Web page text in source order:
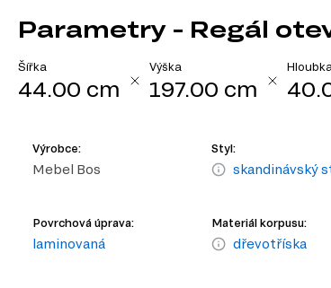
Parametry - Regál
Šířka
44.00 cm
Výška
197.00 cm
Hloubka
Výrobce:
Mebel Bos
Styl:
skandinávský
Povrchová úprava:
laminovaná
Materiál korpusu:
dřevotříska